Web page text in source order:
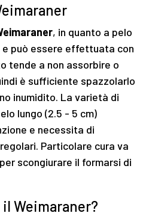
, in quanto a pelo
può essere effettuata con
tende a non assorbire o
è sufficiente spazzolarlo
inumidito. La varietà di
lungo (2.5 - 5 cm)
e necessita di
Particolare cura va
scongiurare il formarsi di
Weimaraner?